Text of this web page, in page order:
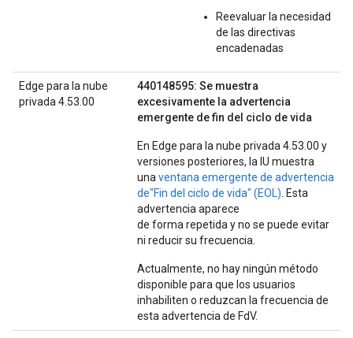
Reevaluar la necesidad
de las directivas
encadenadas
Edge para la nube
privada 4.53.00
440148595: Se muestra
excesivamente la advertencia
emergente de fin del ciclo de vida
En Edge para la nube privada 4.53.00 y
versiones posteriores, la IU muestra
una ventana emergente de advertencia
de"Fin del ciclo de vida" (EOL) . Esta
advertencia aparece
de forma repetida y no se puede evitar
ni reducir su frecuencia.
Actualmente, no hay ningún método
disponible para que los usuarios
inhabiliten o reduzcan la frecuencia de
esta advertencia de FdV.